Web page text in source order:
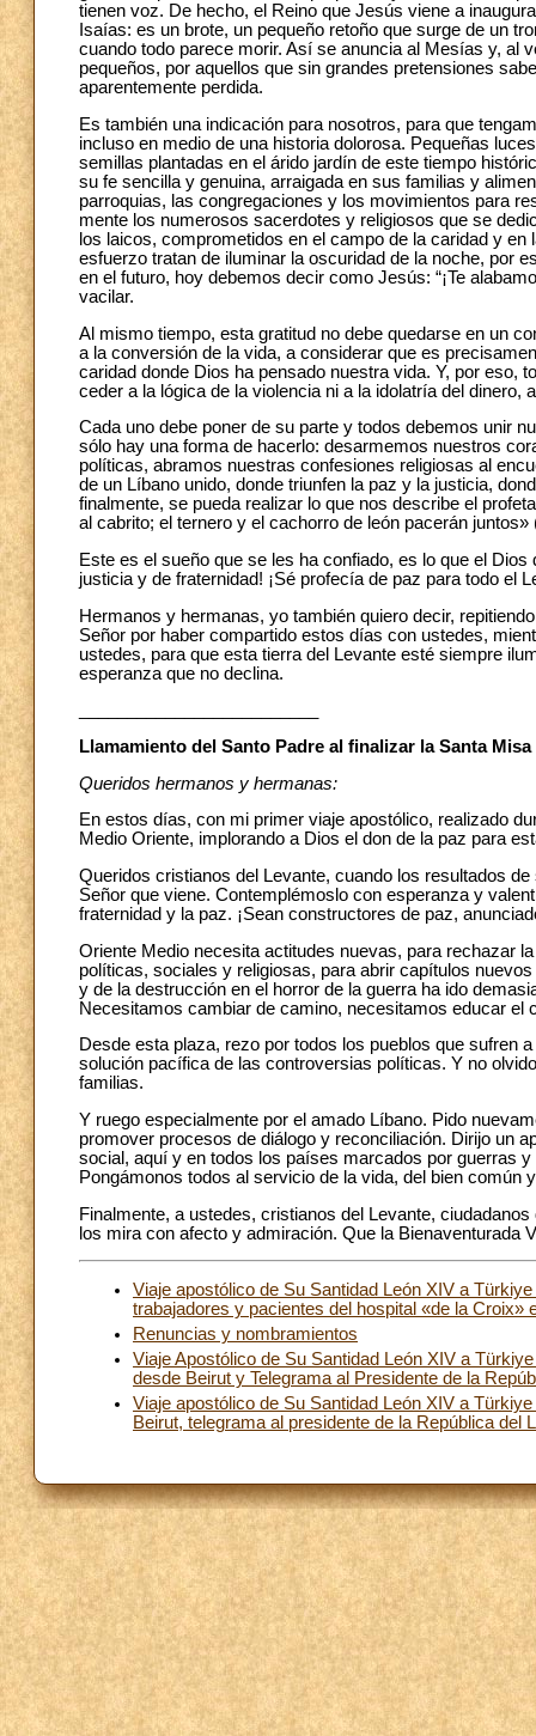
tienen voz. De hecho, el Reino que Jesús viene a
Isaías: es un brote, un pequeño retoño que surge de un
cuando todo parece morir. Así se anuncia al Mesías y, al
pequeños, por aquellos que sin grandes pretensiones
aparentemente perdida.
Es también una indicación para nosotros, para que
incluso en medio de una historia dolorosa. Pequeñas
semillas plantadas en el árido jardín de este tiempo
su fe sencilla y genuina, arraigada en sus familias y
parroquias, las congregaciones y los movimientos para
mente los numerosos sacerdotes y religiosos que se
los laicos, comprometidos en el campo de la caridad y
esfuerzo tratan de iluminar la oscuridad de la noche, por
en el futuro, hoy debemos decir como Jesús: “¡Te
vacilar.
Al mismo tiempo, esta gratitud no debe quedarse en un
a la conversión de la vida, a considerar que es
caridad donde Dios ha pensado nuestra vida. Y, por eso,
ceder a la lógica de la violencia ni a la idolatría del dinero,
Cada uno debe poner de su parte y todos debemos unir
sólo hay una forma de hacerlo: desarmemos nuestros
políticas, abramos nuestras confesiones religiosas al
de un Líbano unido, donde triunfen la paz y la justicia,
finalmente, se pueda realizar lo que nos describe el
al cabrito; el ternero y el cachorro de león pacerán juntos»
Este es el sueño que se les ha confiado, es lo que el
justicia y de fraternidad! ¡Sé profecía de paz para todo el
Hermanos y hermanas, yo también quiero decir,
Señor por haber compartido estos días con ustedes,
ustedes, para que esta tierra del Levante esté siempre
esperanza que no declina.
Llamamiento del Santo Padre al finalizar la Santa
Queridos hermanos y hermanas:
En estos días, con mi primer viaje apostólico, realizado
Medio Oriente, implorando a Dios el don de la paz para
Queridos cristianos del Levante, cuando los resultados
Señor que viene. Contemplémoslo con esperanza y
fraternidad y la paz. ¡Sean constructores de paz,
Oriente Medio necesita actitudes nuevas, para rechazar
políticas, sociales y religiosas, para abrir capítulos
y de la destrucción en el horror de la guerra ha ido
Necesitamos cambiar de camino, necesitamos educar el
Desde esta plaza, rezo por todos los pueblos que sufren
solución pacífica de las controversias políticas. Y no
familias.
Y ruego especialmente por el amado Líbano. Pido
promover procesos de diálogo y reconciliación. Dirijo un
social, aquí y en todos los países marcados por guerras
Pongámonos todos al servicio de la vida, del bien común
Finalmente, a ustedes, cristianos del Levante,
los mira con afecto y admiración. Que la
Viaje apostólico de Su Santidad León XIV a
trabajadores y pacientes del hospital «de la Croix»
Renuncias y nombramientos
Viaje Apostólico de Su Santidad León XIV a
desde Beirut y Telegrama al Presidente de la
Viaje apostólico de Su Santidad León XIV a
Beirut, telegrama al presidente de la República